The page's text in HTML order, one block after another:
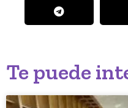
Te puede